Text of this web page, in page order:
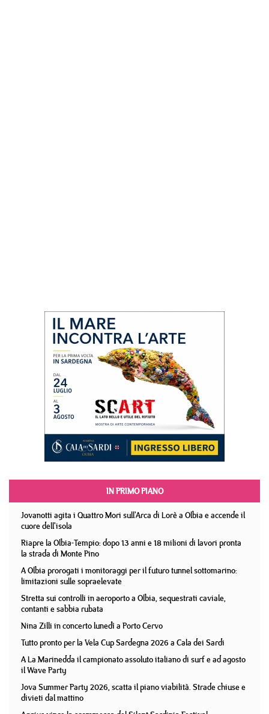
IN PRIMO PIANO
Jovanotti agita i Quattro Mori sull'Arca di Lorè a Olbia e accende il
cuore dell'isola
Riapre la Olbia-Tempio: dopo 13 anni e 18 milioni di lavori pronta
la strada di Monte Pino
A Olbia prorogati i monitoraggi per il futuro tunnel sottomarino:
limitazioni sulle sopraelevate
Stretta sui controlli in aeroporto a Olbia, sequestrati caviale,
contanti e sabbia rubata
Nina Zilli in concerto lunedì a Porto Cervo
Tutto pronto per la Vela Cup Sardegna 2026 a Cala dei Sardi
A La Marinedda il campionato assoluto italiano di surf e ad agosto
il Wave Party
Jova Summer Party 2026, scatta il piano viabilità. Strade chiuse e
divieti dal mattino